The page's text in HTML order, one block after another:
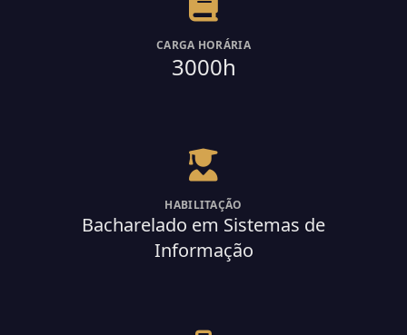
CARGA HORÁRIA
3000h
HABILITAÇÃO
Bacharelado em Sistemas de
Informação